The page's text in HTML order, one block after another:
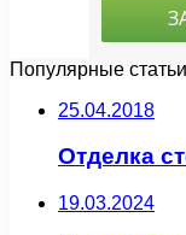
Популярные статьи
25.04.2018
Отделка
19.03.2024